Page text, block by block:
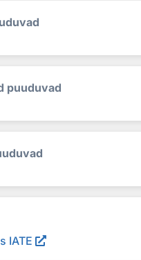
puuduvad
IATE